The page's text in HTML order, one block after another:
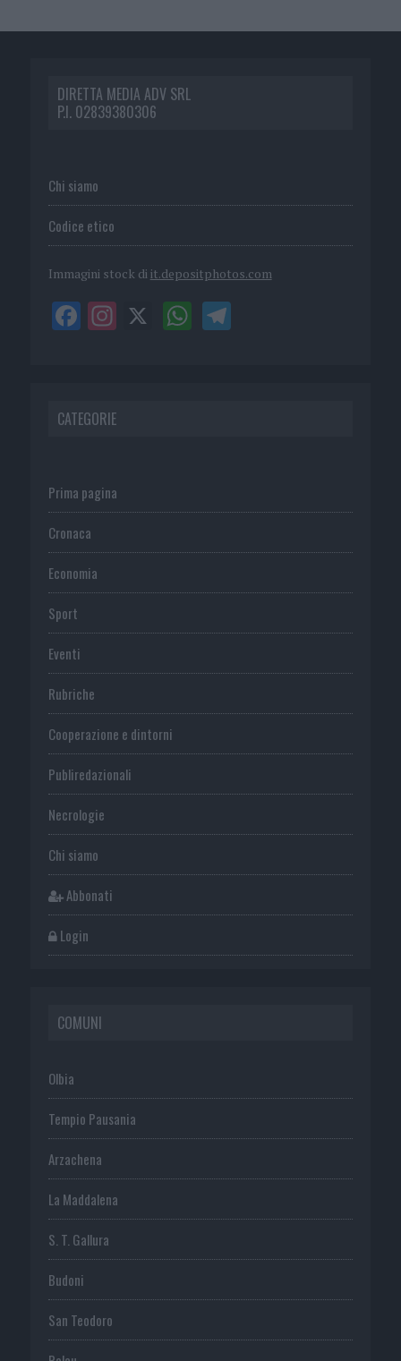
DIRETTA MEDIA ADV SRL
P.I. 02839380306
Chi siamo
Codice etico
Immagini stock di it.depositphotos.com
CATEGORIE
Prima pagina
Cronaca
Economia
Sport
Eventi
Rubriche
Cooperazione e dintorni
Publiredazionali
Necrologie
Chi siamo
Abbonati
Login
COMUNI
Olbia
Tempio Pausania
Arzachena
La Maddalena
S. T. Gallura
Budoni
San Teodoro